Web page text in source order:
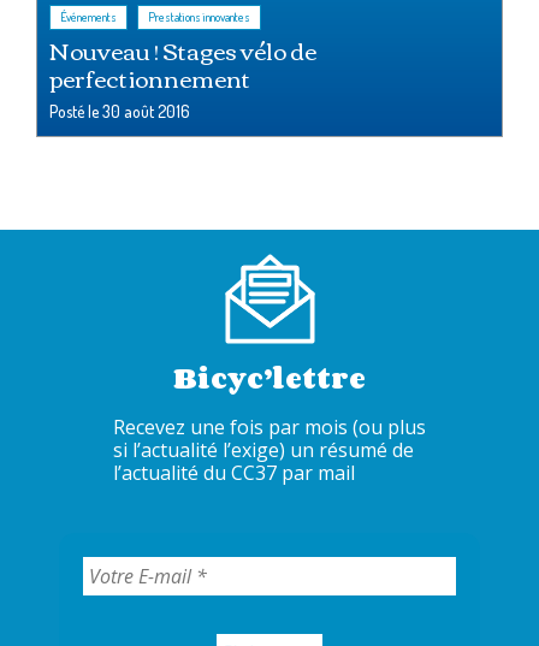
Événements Prestations innovantes
Nouveau ! Stages vélo de
perfectionnement
Posté le30 août 2016
Bicyc’lettre
Recevez une fois par mois (ou plus
si l’actualité l’exige) un résumé de
l’actualité du CC37 par mail